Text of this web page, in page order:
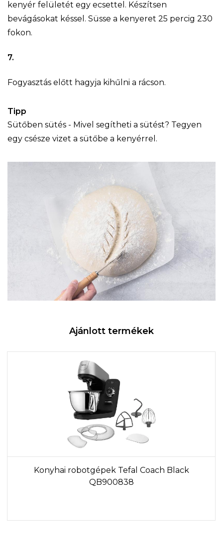
kenyér felületét egy ecsettel. Készítsen
bevágásokat késsel. Süsse a kenyeret 25 percig 230
fokon.
7.
Fogyasztás előtt hagyja kihűlni a rácson.
Tipp
Sütőben sütés - Mivel segítheti a sütést? Tegyen
egy csésze vizet a sütőbe a kenyérrel.
Ajánlott termékek
Konyhai robotgépek Tefal Coach Black
QB900838